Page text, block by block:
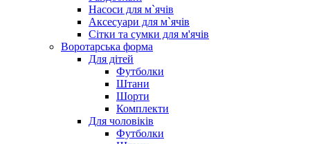
Насоси для м`ячів
Аксесуари для м`ячів
Сітки та сумки для м'ячів
Воротарська форма
Для дітей
Футболки
Штани
Шорти
Комплекти
Для чоловіків
Футболки